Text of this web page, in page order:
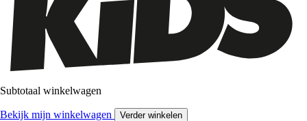
Subtotaal winkelwagen
Bekijk mijn winkelwagen Verder winkelen